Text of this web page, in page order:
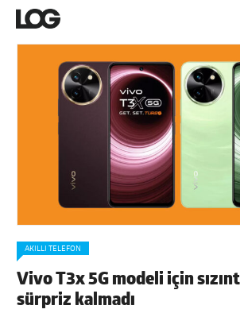
AKILLI TELEFON
Vivo T3x 5G modeli için
sürpriz kalmadı